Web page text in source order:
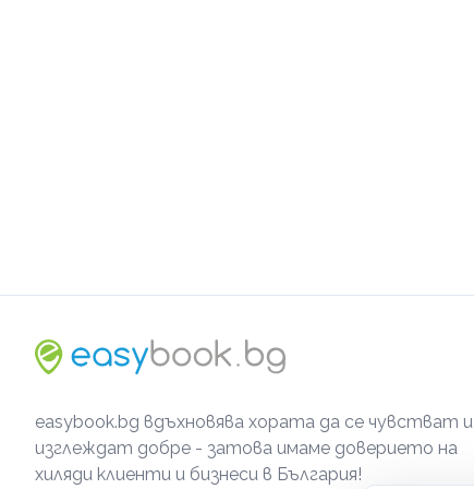
easybook.bg вдъхновява хората да се чувстват и
изглеждат добре - затова имаме доверието на
хиляди клиенти и бизнеси в България!